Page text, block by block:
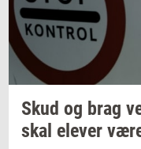
Skud og brag
skal ele­ver